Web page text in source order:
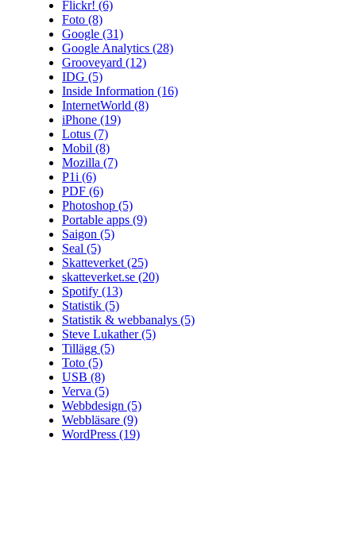
Flickr! (6)
Foto (8)
Google (31)
Google Analytics (28)
Grooveyard (12)
IDG (5)
Inside Information (16)
InternetWorld (8)
iPhone (19)
Lotus (7)
Mobil (8)
Mozilla (7)
P1i (6)
PDF (6)
Photoshop (5)
Portable apps (9)
Saigon (5)
Seal (5)
Skatteverket (25)
skatteverket.se (20)
Spotify (13)
Statistik (5)
Statistik & webbanalys (5)
Steve Lukather(5)
Tillägg (5)
Toto (5)
USB (8)
Verva (5)
Webbdesign (5)
Webbläsare (9)
WordPress (19)